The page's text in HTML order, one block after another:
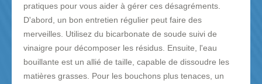
pratiques pour vous aider à gérer ces désagréments.
D'abord, un bon entretien régulier peut faire des
merveilles. Utilisez du bicarbonate de soude suivi de
vinaigre pour décomposer les résidus. Ensuite, l'eau
bouillante est un allié de taille, capable de dissoudre les
matières grasses. Pour les bouchons plus tenaces, un